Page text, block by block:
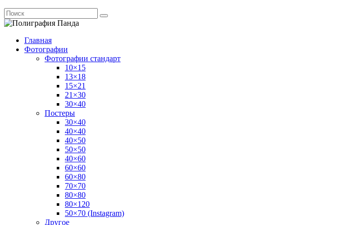
Главная
Фотографии
Фотографии стандарт
10×15
13×18
15×21
21×30
30×40
Постеры
30×40
40×40
40×50
50×50
40×60
60×60
60×80
70×70
80×80
80×120
50×70 (Instagram)
Другое